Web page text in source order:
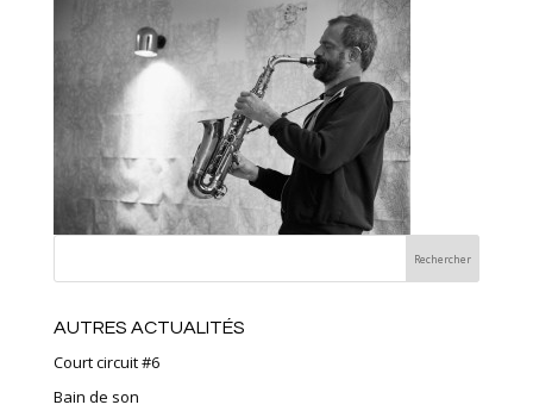
AUTRES ACTUALITÉS
Court circuit #6
Bain de son